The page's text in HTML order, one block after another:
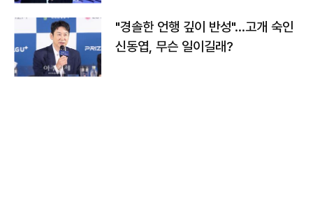
"경솔한 언행 깊이 반성"…고개 숙인
신동엽, 무슨 일이길래?